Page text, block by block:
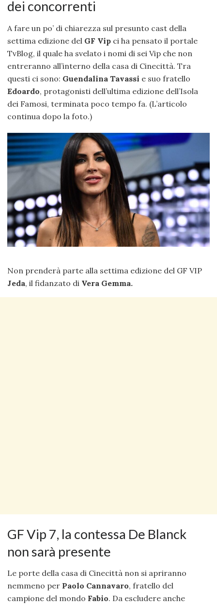
dei concorrenti
A fare un po’ di chiarezza sul presunto cast della
settima edizione del GF Vip ci ha pensato il portale
TvBlog, il quale ha svelato i nomi di sei Vip che non
entreranno all’interno della casa di Cinecittà. Tra
questi ci sono: Guendalina Tavassi e suo fratello
Edoardo, protagonisti dell’ultima edizione dell’Isola
dei Famosi, terminata poco tempo fa. (L’articolo
continua dopo la foto.)
Non prenderà parte alla settima edizione del GF VIP
Jeda, il fidanzato di Vera Gemma.
GF Vip 7, la contessa De Blanck
non sarà presente
Le porte della casa di Cinecittà non si apriranno
nemmeno per Paolo Cannavaro, fratello del
campione del mondo Fabio. Da escludere anche